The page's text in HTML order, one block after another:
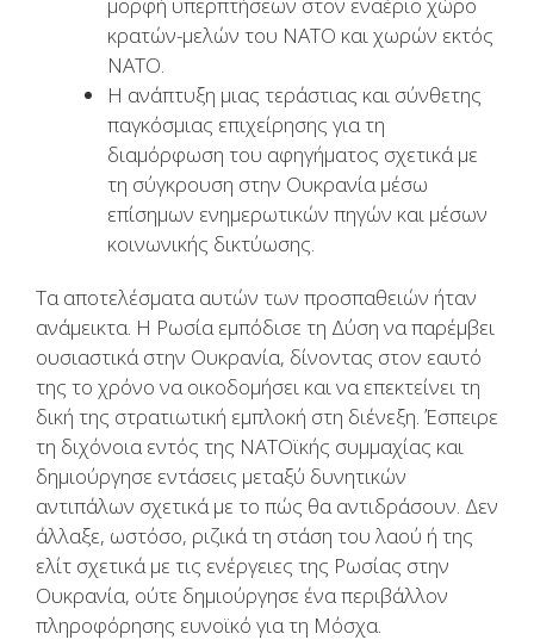
κρατών-μελών του ΝΑΤΟ και χωρών εκτός
ΝΑΤΟ.
Η ανάπτυξη μιας τεράστιας και σύνθετης
παγκόσμιας επιχείρησης για τη
διαμόρφωση του αφηγήματος σχετικά με
τη σύγκρουση στην Ουκρανία μέσω
επίσημων ενημερωτικών πηγών και μέσων
κοινωνικής δικτύωσης.
Τα αποτελέσματα αυτών των προσπαθειών ήταν
ανάμεικτα. Η Ρωσία εμπόδισε τη Δύση να παρέμβει
ουσιαστικά στην Ουκρανία, δίνοντας στον εαυτό
της το χρόνο να οικοδομήσει και να επεκτείνει τη
δική της στρατιωτική εμπλοκή στη διένεξη. Έσπειρε
τη διχόνοια εντός της ΝΑΤΟϊκής συμμαχίας και
δημιούργησε εντάσεις μεταξύ δυνητικών
αντιπάλων σχετικά με το πώς θα αντιδράσουν. Δεν
άλλαξε, ωστόσο, ριζικά τη στάση του λαού ή της
ελίτ σχετικά με τις ενέργειες της Ρωσίας στην
Ουκρανία, ούτε δημιούργησε ένα περιβάλλον
πληροφόρησης ευνοϊκό για τη Μόσχα.